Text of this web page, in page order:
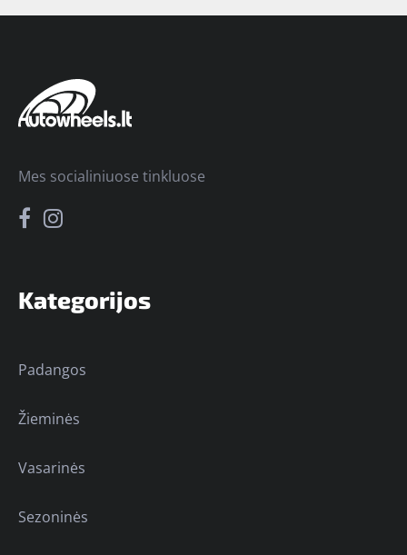
Kategorijos
Padangos
Žieminės
Vasarinės
Sezoninės
Mes socialiniuose tinkluose